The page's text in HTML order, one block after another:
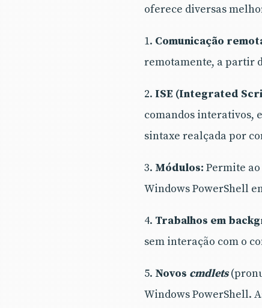
oferece diversas
1. Comunicação
remotamente, a partir
2. ISE (Integrated
comandos interativos,
sintaxe realçada por
3. Módulos: Permite
Windows PowerShell
4. Trabalhos em
sem interação com o
5. Novos cmdlets
Windows PowerShell.